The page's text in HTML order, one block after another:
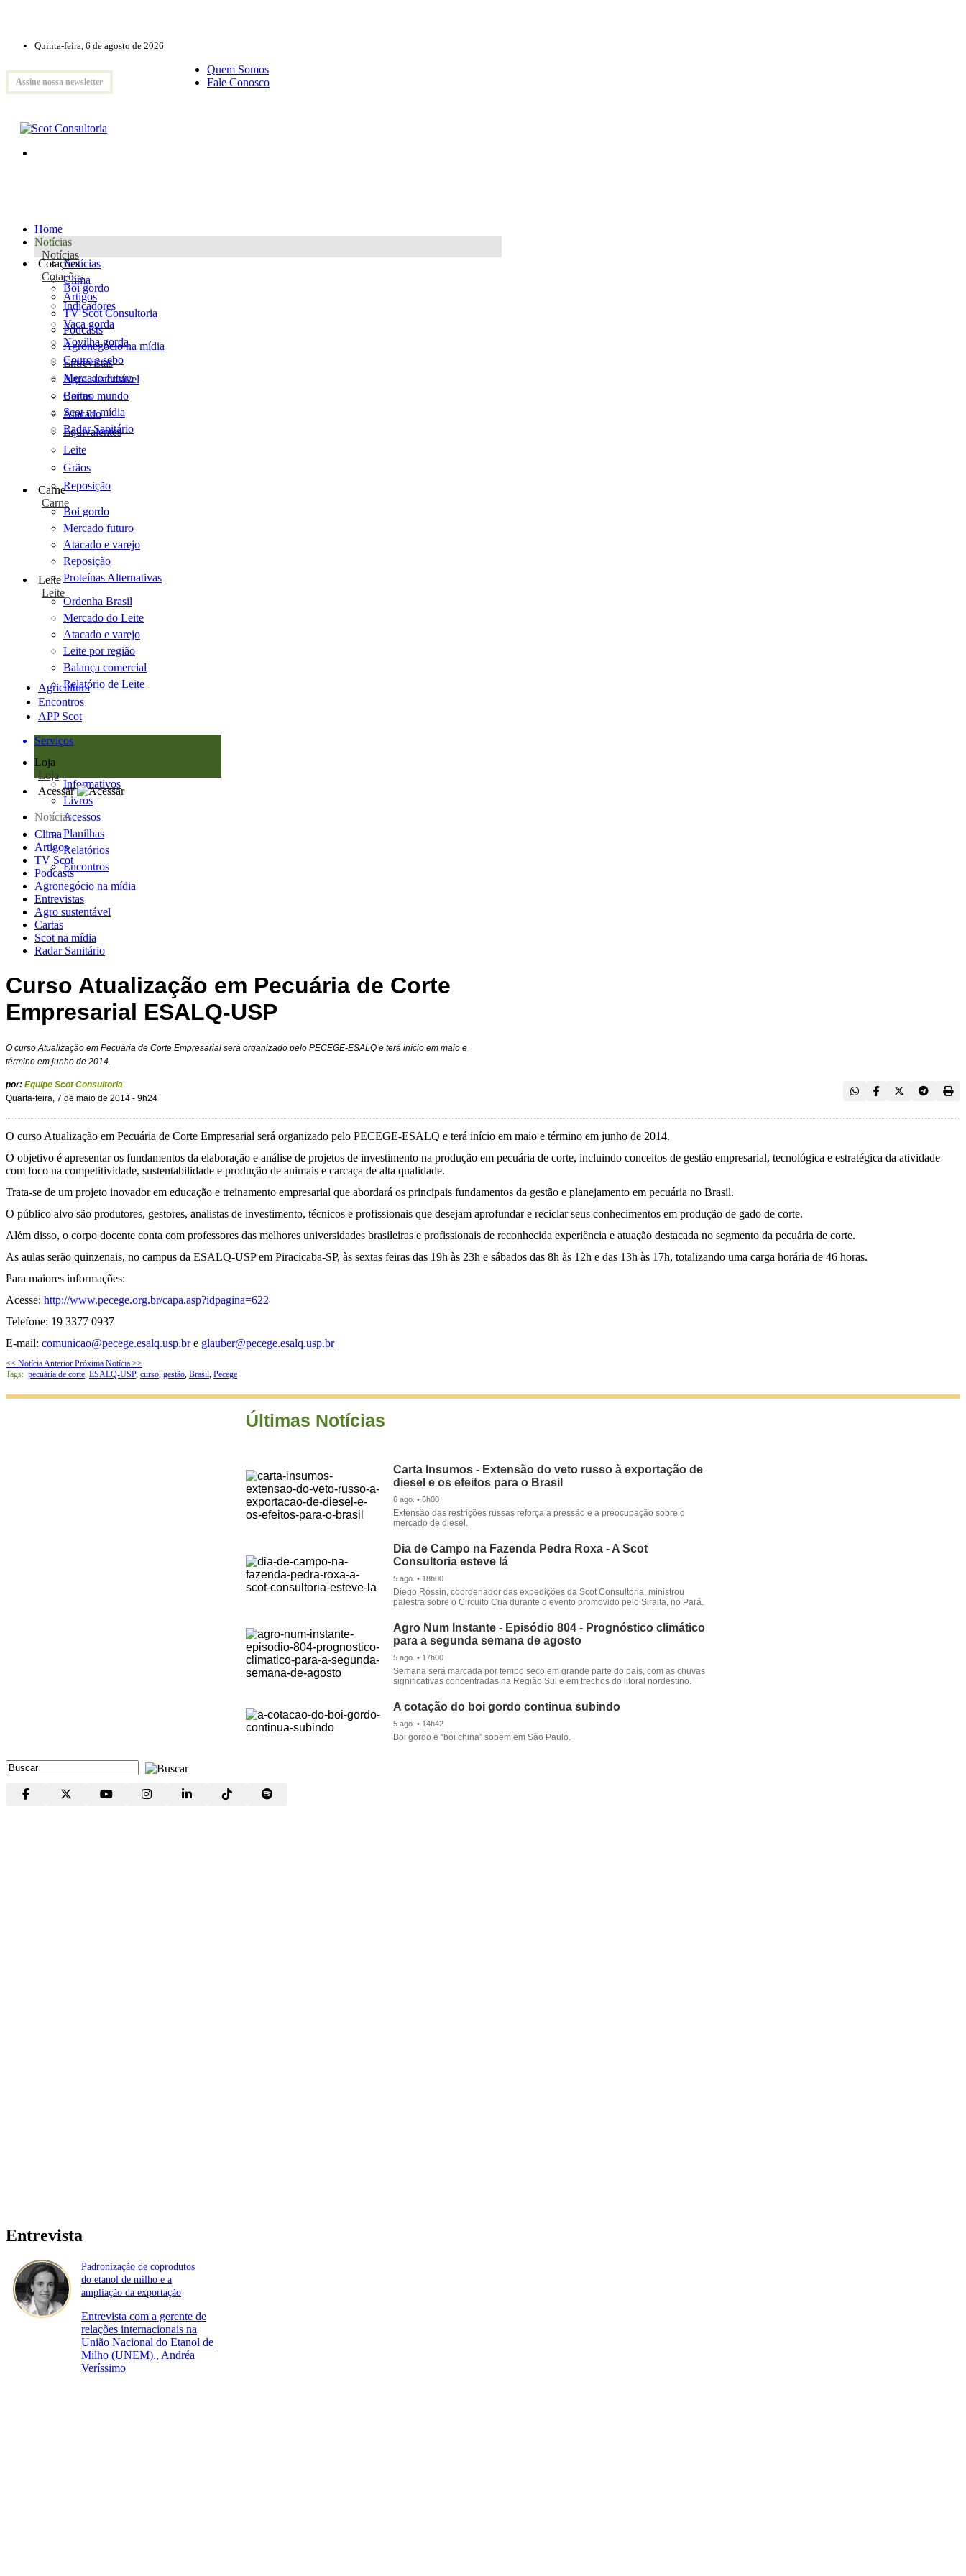
Quinta-feira, 6 de agosto de 2026
Assine nossa newsletter
Quem Somos
Fale Conosco
Home
Notícias
Notícias
Notícias
Clima
Artigos
TV Scot Consultoria
Podcasts
Agronegócio na mídia
Entrevistas
Agro sustentável
Cartas
Scot na mídia
Radar Sanitário
Cotações
Cotações
Boi gordo
Indicadores
Vaca gorda
Novilha gorda
Couro e sebo
Mercado futuro
Boi no mundo
Atacado
Equivalentes
Leite
Grãos
Reposição
Carne
Carne
Boi gordo
Mercado futuro
Atacado e varejo
Reposição
Proteínas Alternativas
Leite
Leite
Ordenha Brasil
Mercado do Leite
Atacado e varejo
Leite por região
Balança comercial
Relatório de Leite
Agricultura
Encontros
APP Scot
Serviços
Loja
Loja
Informativos
Livros
Acessos
Planilhas
Relatórios
Encontros
Acessar
Notícias
Clima
Artigos
TV Scot
Podcasts
Agronegócio na mídia
Entrevistas
Agro sustentável
Cartas
Scot na mídia
Radar Sanitário
Curso Atualização em Pecuária de Corte
Empresarial ESALQ-USP
O curso Atualização em Pecuária de Corte Empresarial será organizado pelo PECEGE-ESALQ e terá início em maio e
término em junho de 2014.
por: Equipe Scot Consultoria
Quarta-feira, 7 de maio de 2014 - 9h24
O curso Atualização em Pecuária de Corte Empresarial será organizado pelo PECEGE-ESALQ e terá início em maio e término em junho de 2014.
O objetivo é apresentar os fundamentos da elaboração e análise de projetos de investimento na produção em pecuária de corte, incluindo conceitos de gestão empresarial, tecnológica e estratégica da atividade
com foco na competitividade, sustentabilidade e produção de animais e carcaça de alta qualidade.
Trata-se de um projeto inovador em educação e treinamento empresarial que abordará os principais fundamentos da gestão e planejamento em pecuária no Brasil.
O público alvo são produtores, gestores, analistas de investimento, técnicos e profissionais que desejam aprofundar e reciclar seus conhecimentos em produção de gado de corte.
Além disso, o corpo docente conta com professores das melhores universidades brasileiras e profissionais de reconhecida experiência e atuação destacada no segmento da pecuária de corte.
As aulas serão quinzenais, no campus da ESALQ-USP em Piracicaba-SP, às sextas feiras das 19h às 23h e sábados das 8h às 12h e das 13h às 17h, totalizando uma carga horária de 46 horas.
Para maiores informações:
Acesse: http://www.pecege.org.br/capa.asp?idpagina=622
Telefone: 19 3377 0937
E-mail: comunicao@pecege.esalq.usp.bre glauber@pecege.esalq.usp.br
<< Notícia Anterior Próxima Notícia >>
Tags: pecuária de corte, ESALQ-USP, curso, gestão, Brasil, Pecege
Últimas Notícias
Carta Insumos - Extensão do veto russo à exportação de
diesel e os efeitos para o Brasil
6 ago. • 6h00
Extensão das restrições russas reforça a pressão e a preocupação sobre o
mercado de diesel.
Dia de Campo na Fazenda Pedra Roxa - A Scot
Consultoria esteve lá
5 ago. • 18h00
Diego Rossin, coordenador das expedições da Scot Consultoria, ministrou
palestra sobre o Circuito Cria durante o evento promovido pelo Siralta, no Pará.
Agro Num Instante - Episódio 804 - Prognóstico climático
para a segunda semana de agosto
5 ago. • 17h00
Semana será marcada por tempo seco em grande parte do país, com as chuvas
significativas concentradas na Região Sul e em trechos do litoral nordestino.
A cotação do boi gordo continua subindo
5 ago. • 14h42
Boi gordo e “boi china” sobem em São Paulo.
Entrevista
Padronização de coprodutos
do etanol de milho e a
ampliação da exportação
Entrevista com a gerente de
relações internacionais na
União Nacional do Etanol de
Milho (UNEM)., Andréa
Veríssimo